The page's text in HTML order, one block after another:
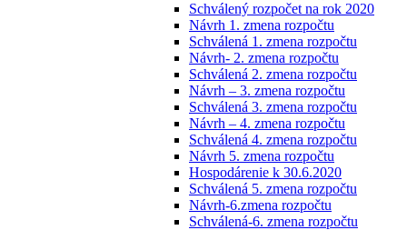
Schválený rozpočet na rok 2020
Návrh 1. zmena rozpočtu
Schválená 1. zmena rozpočtu
Návrh- 2. zmena rozpočtu
Schválená 2. zmena rozpočtu
Návrh – 3. zmena rozpočtu
Schválená 3. zmena rozpočtu
Návrh – 4. zmena rozpočtu
Schválená 4. zmena rozpočtu
Návrh 5. zmena rozpočtu
Hospodárenie k 30.6.2020
Schválená 5. zmena rozpočtu
Návrh-6.zmena rozpočtu
Schválená-6. zmena rozpočtu